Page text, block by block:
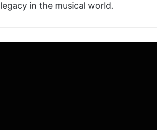
in the musical world.